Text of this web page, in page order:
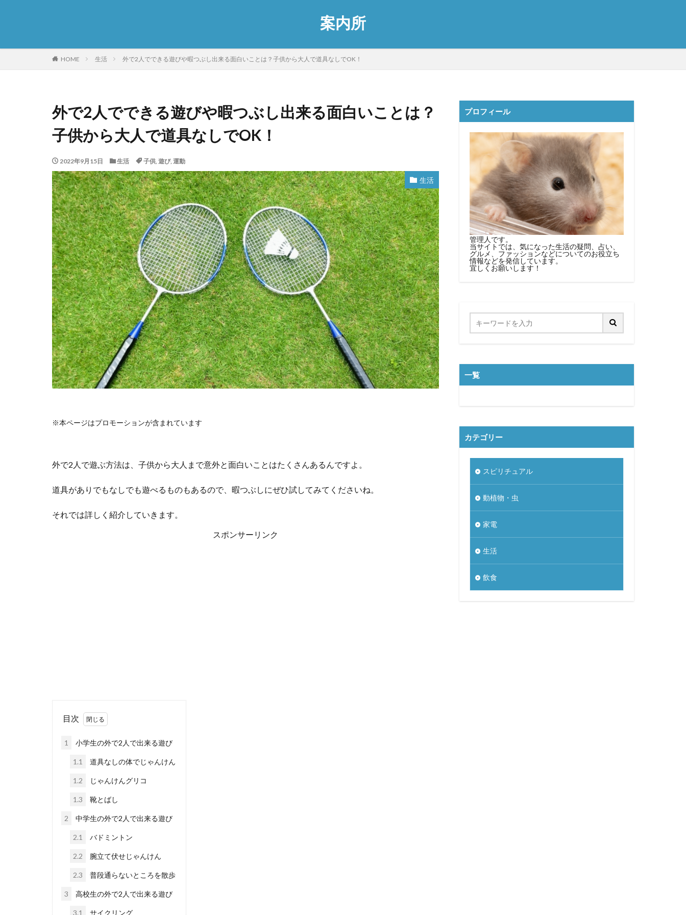
案内所
HOME 生活 外で2人でできる遊びや暇つぶし出来る面白いことは？子供から大人で道具なしでOK！
外で2人でできる遊びや暇つぶし出来る面白いことは？
子供から大人で道具なしでOK！
2022年9月15日 生活 子供, 遊び, 運動
生活
※本ページはプロモーションが含まれています
外で2人で遊ぶ方法は、子供から大人まで意外と面白いことはたくさんあるんですよ。
道具がありでもなしでも遊べるものもあるので、暇つぶしにぜひ試してみてくださいね。
それでは詳しく紹介していきます。
スポンサーリンク
目次
1 小学生の外で2人で出来る遊び
1.1 道具なしの体でじゃんけん
1.2 じゃんけんグリコ
1.3 靴とばし
2 中学生の外で2人で出来る遊び
2.1 バドミントン
2.2 腕立て伏せじゃんけん
2.3 普段通らないところを散歩
3 高校生の外で2人で出来る遊び
3.1 サイクリング
プロフィール
管理人です。
当サイトでは、気になった生活の疑問、占い、
グルメ、ファッションなどについてのお役立ち
情報などを発信しています。
宜しくお願いします！
一覧
カテゴリー
スピリチュアル
動植物・虫
家電
生活
飲食